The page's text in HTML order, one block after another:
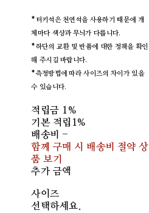
*터키석은 천연석을 사용하기 때문에 개
체마다 색상과 무늬가 다릅니다.
*하단의 교환 및 반품에 대한 정책을 확인
해 주시길 바랍니다.
*측정방법에 따라 사이즈의 차이가 있을
수 있습니다.
적립금 1%
기본 적립 1%
배송비 -
함께 구매 시 배송비 절약 상
품 보기
추가 금액
사이즈
선택하세요.